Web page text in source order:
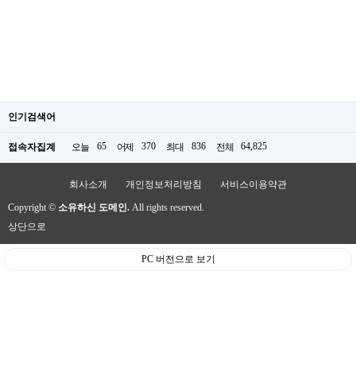
인기검색어
접속자집계 오늘 65 어제 370 최대 836 전체 64,825
회사소개 개인정보처리방침 서비스이용약관
Copyright © 소유하신 도메인. All rights reserved.
상단으로
PC 버전으로 보기